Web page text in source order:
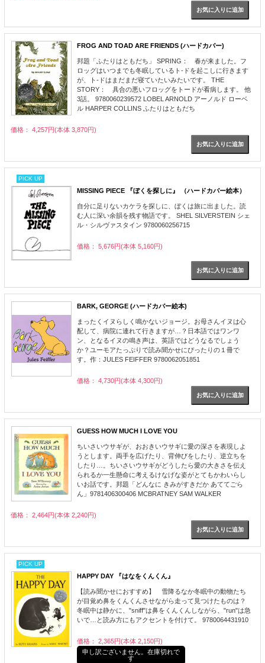
FROG AND TOAD ARE FRIENDS (ハードカバー)
邦題「ふたりはともだち」 SPRING： 春が来ました。フ
ロッグはいつまでも冬眠しているト-ドを起こしに行きます
が、ト-ドはまだまだ寝ていたいみたいです。 THE
STORY： 具合の悪いフロッグをトードが看病します。 他
3話。 9780060239572 LOBEL ARNOLD アーノルド ローベ
ル HARPER COLLINS ふたりはともだち
価格： 4,257円(本体 3,870円)
PICK UP
MISSING PIECE 『ぼくを探しに』 （ハードカバー絵本）
自分に足りないカケラを探しに、ぼくは旅に出ました。読
む人に深い余韻を残す物語です。 SHEL SILVERSTEIN シェ
ル・シルヴァスタイン 9780060256715
価格： 5,676円(本体 5,160円)
BARK, GEORGE (ハードカバー絵本)
まったくイヌらしく鳴かないジョージ。お母さんイヌは心
配して、病院に連れて行きますが…？日本語ではワンワ
ン、となるイヌの鳴き声は、英語ではどうなるでしょう
か？ユーモアたっぷりで読み聞かせにぴったりの１冊で
す。作：JULES FEIFFER 9780062051851
価格： 4,730円(本体 4,300円)
GUESS HOW MUCH I LOVE YOU
ちいさいウサギが、おおきいウサギに愛の深さを表現しよ
うとします。両手を広げたり、背伸びをしたり、逆立ちを
したり…。ちいさいウサギがどうしたら愛の大きさを伝え
られるか一生懸命に考えるけなげな姿がとてもかわいらし
いお話です。邦題「どんなに きみがすきだか あててごら
ん」9781406300406 MCBRATNEY SAM WALKER
価格： 2,464円(本体 2,240円)
PICK UP
HAPPY DAY 『はなをくんくん』
【読み聞かせにおすすめ】 雪降るなか冬眠中の動物たち
が目覚め鼻をくんくんさせながら走って見つけたものは？
冬眠中は静かに、"sniff"は鼻をくんくんしながら、"run"は急
いで…と読み方にもアクセントを付けて。 9780064431910
価格： 2,365円(本体 2,150円)
申し訳ございません。在庫切れで
す